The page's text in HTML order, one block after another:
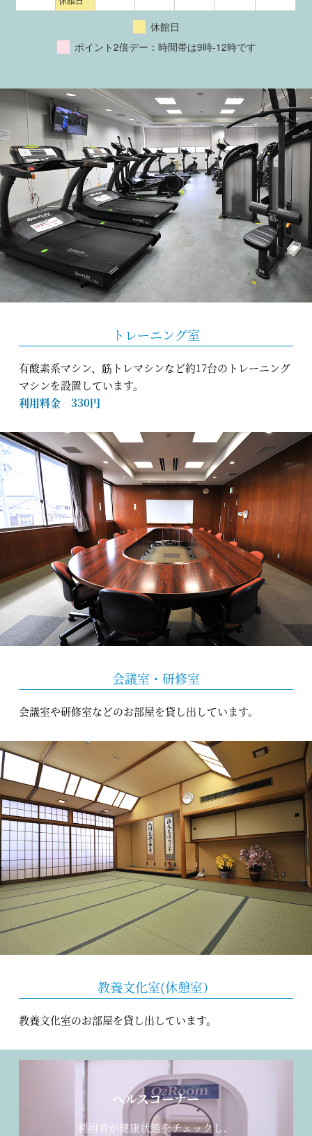
休館日
ポイント2倍デー：時間帯は9時-12時です
トレーニング室
有酸素系マシン、筋トレマシンなど約17台のトレーニング
マシンを設置しています。
利用料金 330円
会議室・研修室
会議室や研修室などのお部屋を貸し出しています。
教養文化室(休憩室）
教養文化室のお部屋を貸し出しています。
ヘルスコーナー
利用者が健康状態をチェックし、